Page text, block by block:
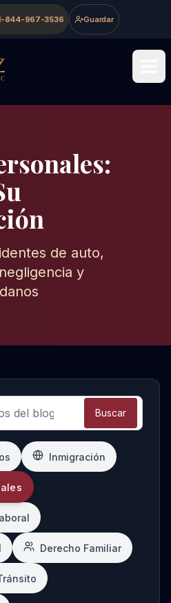
844-967-3536 Guardar
de auto,
y
Lesiones Personales
Buscar
Inmigración
Derecho Familiar